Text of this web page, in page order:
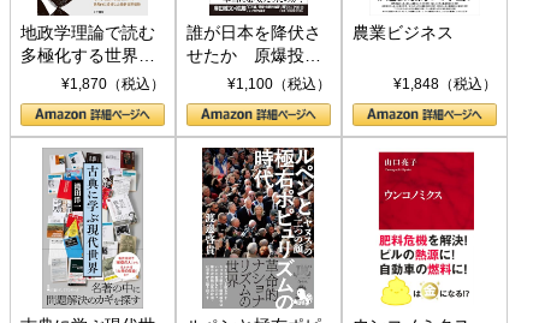
地政学理論で読む
多極化する世界：
トランプとBRICS
の挑戦
¥1,870（税込）
誰が日本を降伏さ
せたか 原爆投
下、ソ連参戦、そ
して聖断 (PHP新
書)
¥1,100（税込）
農業ビジネス
¥1,848（税込）